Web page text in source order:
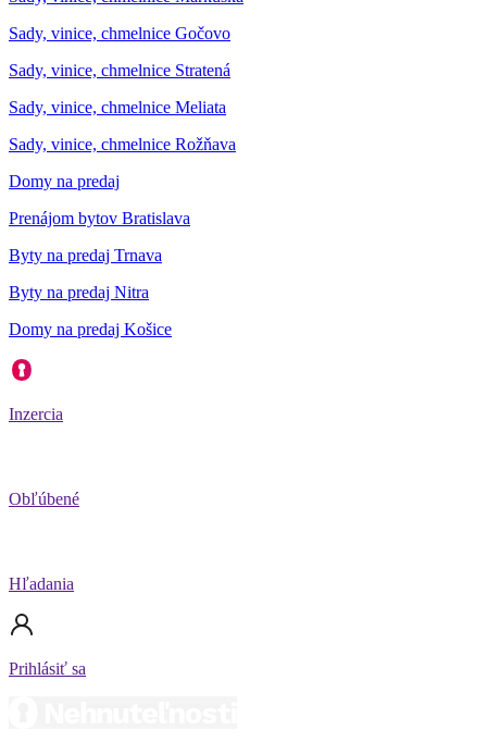
Sady, vinice, chmelnice Gočovo
Sady, vinice, chmelnice Stratená
Sady, vinice, chmelnice Meliata
Sady, vinice, chmelnice Rožňava
Domy na predaj
Prenájom bytov Bratislava
Byty na predaj Trnava
Byty na predaj Nitra
Domy na predaj Košice
Inzercia
Obľúbené
Hľadania
Prihlásiť sa